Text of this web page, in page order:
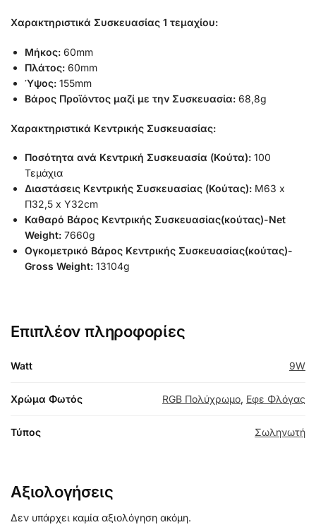
Χαρακτηριστικά Συσκευασίας 1 τεμαχίου:
Μήκος: 60mm
Πλάτος: 60mm
Ύψος: 155mm
Βάρος Προϊόντος μαζί με την Συσκευασία: 68,8g
Χαρακτηριστικά Κεντρικής Συσκευασίας:
Ποσότητα ανά Κεντρική Συσκευασία (Κούτα): 100
Τεμάχια
Διαστάσεις Κεντρικής Συσκευασίας (Κούτας): Μ63 x
Π32,5 x Υ32cm
Καθαρό Βάρος Κεντρικής Συσκευασίας(κούτας)-Net
Weight: 7660g
Ογκομετρικό Βάρος Κεντρικής Συσκευασίας(κούτας)-
Gross Weight: 13104g
Επιπλέον πληροφορίες
Watt 9W
Χρώμα Φωτός RGB Πολύχρωμο, Εφε Φλόγας
Τύπος Σωληνωτή
Αξιολογήσεις
Δεν υπάρχει καμία αξιολόγηση ακόμη.